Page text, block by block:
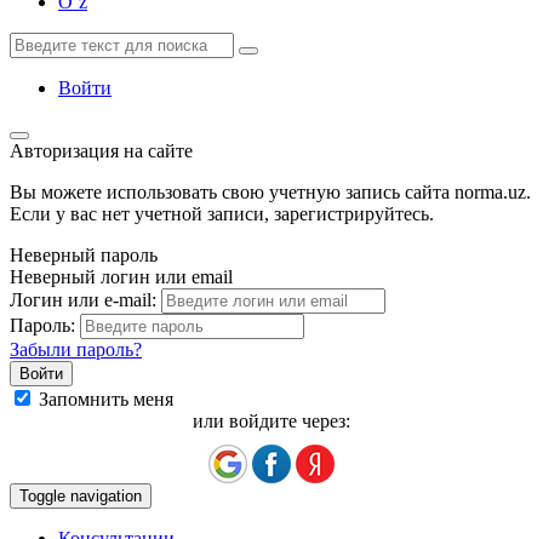
Войти
Авторизация на сайте
Вы можете использовать свою учетную запись сайта norma.uz.
Если у вас нет учетной записи, зарегистрируйтесь.
Неверный пароль
Неверный логин или email
Логин или e-mail:
Пароль:
Забыли пароль?
Запомнить меня
или войдите через:
Toggle navigation